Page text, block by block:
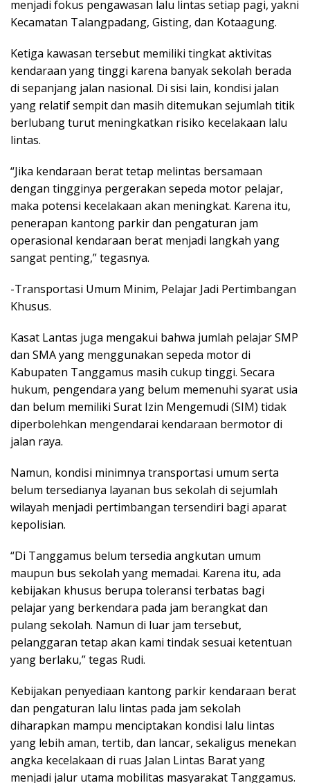
menjadi fokus pengawasan lalu lintas setiap pagi, yakni
Kecamatan Talangpadang, Gisting, dan Kotaagung.
Ketiga kawasan tersebut memiliki tingkat aktivitas
kendaraan yang tinggi karena banyak sekolah berada
di sepanjang jalan nasional. Di sisi lain, kondisi jalan
yang relatif sempit dan masih ditemukan sejumlah titik
berlubang turut meningkatkan risiko kecelakaan lalu
lintas.
“Jika kendaraan berat tetap melintas bersamaan
dengan tingginya pergerakan sepeda motor pelajar,
maka potensi kecelakaan akan meningkat. Karena itu,
penerapan kantong parkir dan pengaturan jam
operasional kendaraan berat menjadi langkah yang
sangat penting,” tegasnya.
-Transportasi Umum Minim, Pelajar Jadi Pertimbangan
Khusus.
Kasat Lantas juga mengakui bahwa jumlah pelajar SMP
dan SMA yang menggunakan sepeda motor di
Kabupaten Tanggamus masih cukup tinggi. Secara
hukum, pengendara yang belum memenuhi syarat usia
dan belum memiliki Surat Izin Mengemudi (SIM) tidak
diperbolehkan mengendarai kendaraan bermotor di
jalan raya.
Namun, kondisi minimnya transportasi umum serta
belum tersedianya layanan bus sekolah di sejumlah
wilayah menjadi pertimbangan tersendiri bagi aparat
kepolisian.
“Di Tanggamus belum tersedia angkutan umum
maupun bus sekolah yang memadai. Karena itu, ada
kebijakan khusus berupa toleransi terbatas bagi
pelajar yang berkendara pada jam berangkat dan
pulang sekolah. Namun di luar jam tersebut,
pelanggaran tetap akan kami tindak sesuai ketentuan
yang berlaku,” tegas Rudi.
Kebijakan penyediaan kantong parkir kendaraan berat
dan pengaturan lalu lintas pada jam sekolah
diharapkan mampu menciptakan kondisi lalu lintas
yang lebih aman, tertib, dan lancar, sekaligus menekan
angka kecelakaan di ruas Jalan Lintas Barat yang
menjadi jalur utama mobilitas masyarakat Tanggamus.